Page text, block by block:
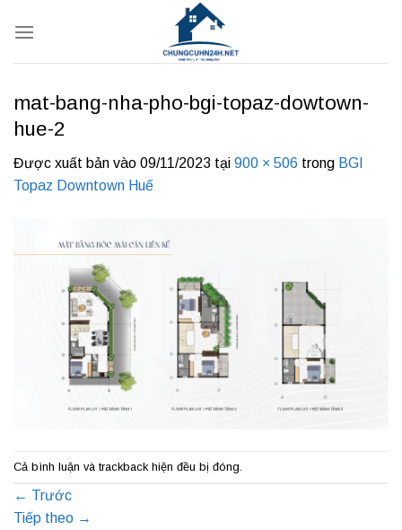
qua
mat-bang-nha-pho-bgi-topaz-dowtown-
hue-2
Được xuất bản vào 09/11/2023 tại 900 × 506 trong BGI
Topaz Downtown Huế
Cả bình luận và trackback hiện đều bị đóng.
← Trước
Tiếp theo →